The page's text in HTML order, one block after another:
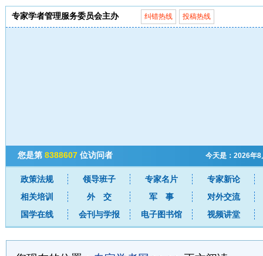
专家学者管理服务委员会主办 纠错热线 投稿热线
您是第 8388607 位访问者 今天是：2026年
政策法规 领导班子 专家名片
专家新论
相关培训
外 交 军 事
对外交流
国学在线
会刊与学报 电子图书馆 视频讲堂